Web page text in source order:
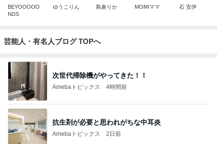
BEYOOOOO
NDS
ゆうこりん 島倉りか MOMIママ 石 安伊
芸能人・有名人ブログ TOPへ
次世代掃除機がやってきた！！
Amebaトピックス 4時間前
抗生剤が必要と思われがちな中耳炎
Amebaトピックス 2日前